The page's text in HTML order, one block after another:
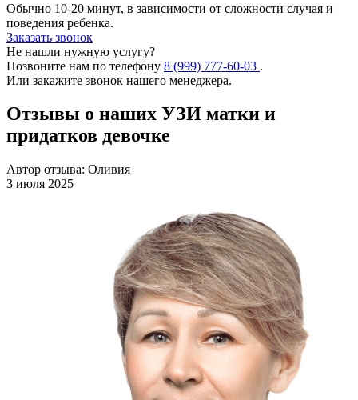
Обычно 10-20 минут, в зависимости от сложности случая и
поведения ребенка.
Заказать звонок
Не нашли нужную услугу?
Позвоните нам по телефону 8 (999) 777-60-03 .
Или закажите звонок нашего менеджера.
Отзывы о наших УЗИ матки и
придатков девочке
Автор отзыва: Оливия
3 июля 2025